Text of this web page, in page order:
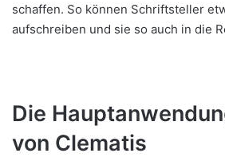
schaffen. So können Schriftsteller
aufschreiben und sie so auch in die
Die
von Clematis